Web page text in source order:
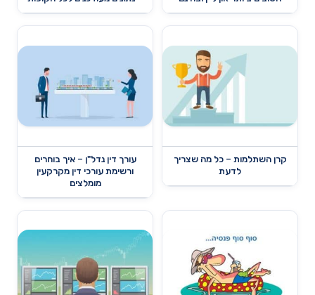
קרן השתלמות – כל מה שצריך
לדעת
עורך דין נדל"ן – איך בוחרים
ורשימת עורכי דין מקרקעין
מומלצים